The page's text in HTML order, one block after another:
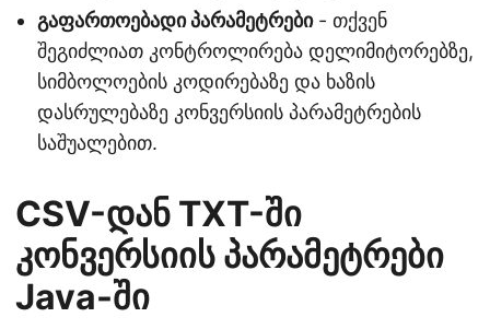
გაფართოებადი პარამეტრები- თქვენ
შეგიძლიათ კონტროლირება დელიმიტორებზე,
სიმბოლოების კოდირებაზე და ხაზის
დასრულებაზე კონვერსიის პარამეტრების
საშუალებით.
CSV-დან TXT-ში
კონვერსიის პარამეტრები
Java-ში